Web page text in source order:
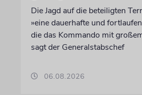
Die Jagd auf die beteiligten
»eine dauerhafte und
die das Kommando mit
sagt der Generalstabschef
06.08.2026